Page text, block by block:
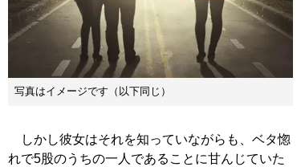
写真はイメージです（以下同じ）
しかし彼女はそれを知っていながらも、ベタ惚
れで5股のうちの一人であることに甘んじていた